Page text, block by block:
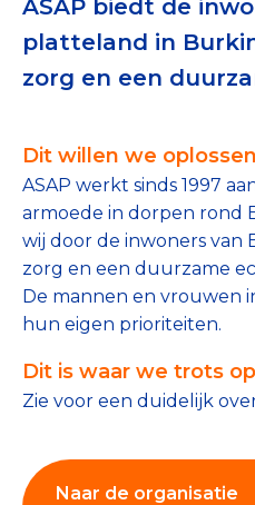
Check het CBF-
Download de Geef
Data &
Betrouwbare data
CBF-publicaties
State of the Sector
Het Nederlandse
Contact &
ASAP biedt de
platteland in
zorg en een
Dit willen we oplossen
ASAP werkt sinds 1997
armoede in dorpen rond
wij door de inwoners van
zorg en een duurzame
De mannen en vrouwen
hun eigen prioriteiten.
Dit is waar we trots
Zie voor een duidelijk
Naar de organisatie